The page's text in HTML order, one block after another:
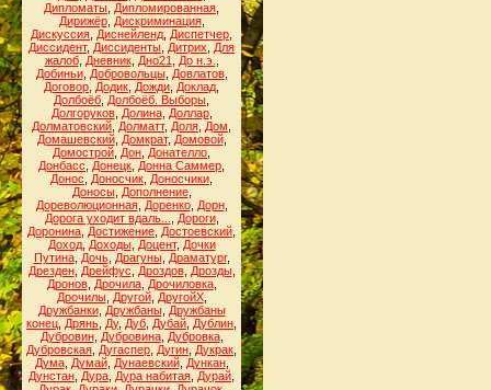
Дипломаты Дипломированная
Дирижёр, Дискриминация,
Дискуссия Диснейленд Диспетчер
Диссидент, Диссиденты Дитрих
Для
жалоб, Дневник, Дно21 До н.э.
Добиньи, Добровольцы, Довлатов,
Договор Додик Дожди Доклад
Долбоёб Долбоёб. Выборы
Долгоруков, Долина, Доллар,
Долматовский Долматт, Доля Дом
Домашевский, Домкрат, Домовой,
Домострой Дон Донателло
Донбасс
Донецк Донна Саммер
Донос
Доносчик Доносчики
Доносы, Дополнение,
Дореволюционная, Доренко, Дорн,
Дорога уходит вдаль...
Дороги,
Доронина Достижение Достоевский
Доход, Доходы, Доцент, Дочки
Путина, Дочь, Драгуны, Драматург,
Дрезден, Дрейфус Дроздов, Дрозды,
Дронов, Дрочила, Дрочиловка,
Дрочилы, Другой, ДругойХ,
Дружбанки, Дружбаны, Дружбаны
конец Дрянь Ду, Дуб Дубай Дублин
Дубровин, Дубровина, Дубровка,
Дубровская Дугаспер Дугин Дукрак
Дума, Думай, Дунаевский, Дункан,
Дунстан Дура Дура набитая Дурай